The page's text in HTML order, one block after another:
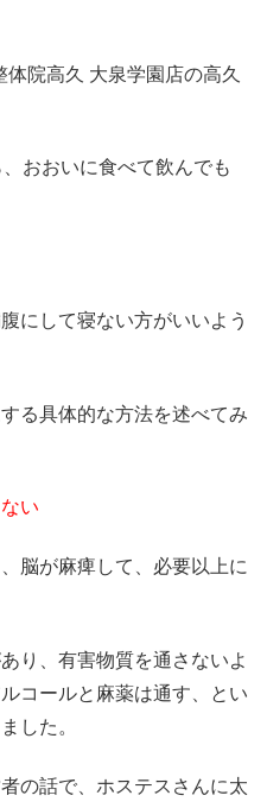
院高久 大泉学園店の高久
おおいに食べて飲んでも
にして寝ない方がいいよう
る具体的な方法を述べてみ
い
脳が麻痺して、必要以上に
り、有害物質を通さないよ
コールと麻薬は通す、とい
した。
の話で、ホステスさんに太